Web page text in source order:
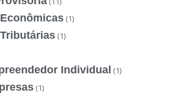
(1)
(1)
Individual (1)
(1)